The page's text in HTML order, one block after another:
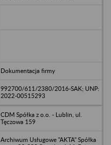
Dokumentacja firmy
992700/611/2380/2016-SAK; UNP:
2022-00515293
CDM Spółka z o.o. - Lublin, ul.
Tęczowa 159
Archiwum Usługowe "AKTA" Spółka